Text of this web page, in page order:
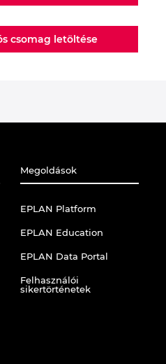
csomag letöltése
Megoldások
EPLAN Platform
EPLAN Education
EPLAN Data Portal
Felhasználói
sikertörténetek